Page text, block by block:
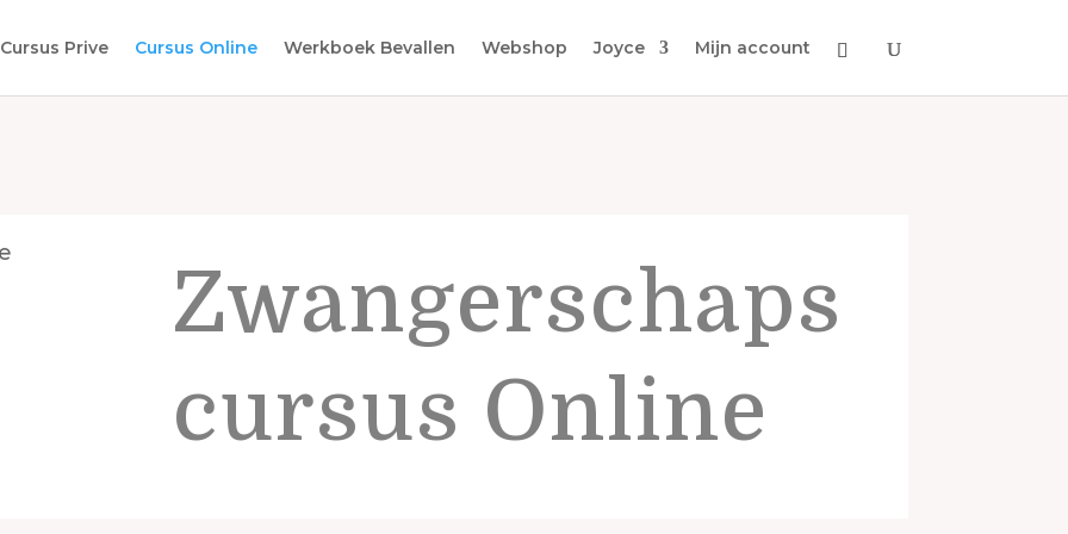
Cursus Prive Cursus Online Werkboek Bevallen Webshop Joyce Mijn account
Zwangerschaps
cursus Online